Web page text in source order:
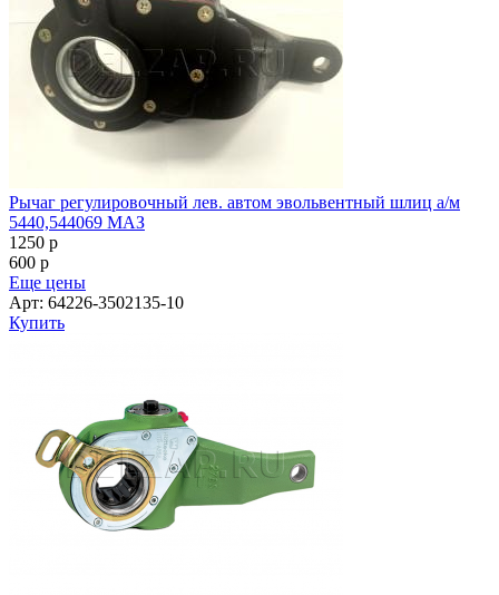
Рычаг регулировочный лев. автом эвольвентный шлиц а/м
5440,544069 МАЗ
1250 p
600 p
Еще цены
Арт: 64226-3502135-10
Купить